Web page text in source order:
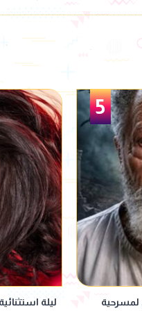
6
المسرح بعد
بسمة وهبة